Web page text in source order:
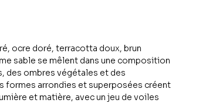
ocre doré, terracotta doux, brun
sable se mêlent dans une composition
des ombres végétales et des
formes arrondies et superposées créent
et matière, avec un jeu de voiles